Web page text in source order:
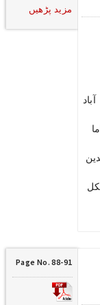
مزید پڑھیں
Page No. 88-91